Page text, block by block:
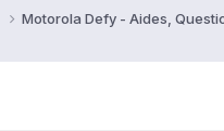
Motorola Defy - Aides,